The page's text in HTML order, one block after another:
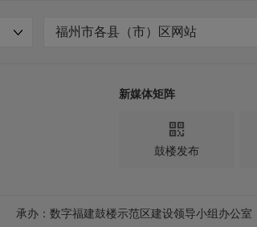
福州市各县（市）区网站
新媒体矩阵

鼓楼发布
承办：数字福建鼓楼示范区建设领导小组办公室